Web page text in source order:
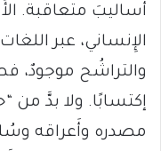
أَساليبَ متعاقبة.
الإِنساني، عبر
والتراشُح موجودٌ،
إكتسابًا. ولا بدَّ من
مصدره وأَعراقه